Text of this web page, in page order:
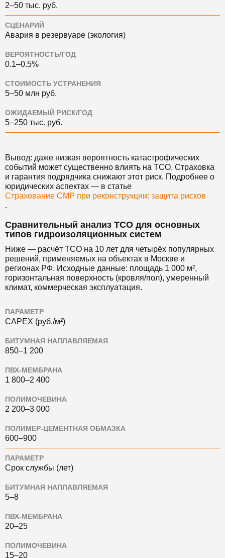
2–50 тыс. руб.
СЦЕНАРИЙ
Авария в резервуаре (экология)
ВЕРОЯТНОСТЬ/ГОД
0.1–0.5%
СТОИМОСТЬ УСТРАНЕНИЯ
5–50 млн руб.
ОЖИДАЕМЫЙ РИСК/ГОД
5–250 тыс. руб.
Вывод: даже низкая вероятность катастрофических
событий может существенно влиять на TCO. Страховка
и гарантия подрядчика снижают этот риск. Подробнее о
юридических аспектах — в статье
Страхование СМР при реконструкции: защита рисков
.
Сравнительный анализ TCO для основных
типов гидроизоляционных систем
Ниже — расчёт TCO на 10 лет для четырёх популярных
решений, применяемых на объектах в Москве и
регионах РФ. Исходные данные: площадь 1 000 м²,
горизонтальная поверхность (кровля/пол), умеренный
климат, коммерческая эксплуатация.
ПАРАМЕТР
CAPEX (руб./м²)
БИТУМНАЯ НАПЛАВЛЯЕМАЯ
850–1 200
ПВХ-МЕМБРАНА
1 800–2 400
ПОЛИМОЧЕВИНА
2 200–3 000
ПОЛИМЕР-ЦЕМЕНТНАЯ ОБМАЗКА
600–900
ПАРАМЕТР
Срок службы (лет)
БИТУМНАЯ НАПЛАВЛЯЕМАЯ
5–8
ПВХ-МЕМБРАНА
20–25
ПОЛИМОЧЕВИНА
15–20